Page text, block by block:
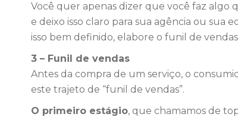
Você quer apenas dizer que você faz algo
e deixo isso claro para sua agência ou sua
isso bem definido, elabore o funil de
3 – Funil de vendas
Antes da compra de um serviço, o
este trajeto de “funil de vendas”.
O primeiro estágio, que chamamos de